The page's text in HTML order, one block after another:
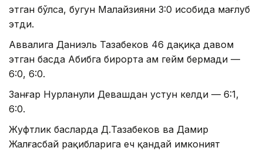
этган бўлса, бугун Малайзияни 3:0 ҳисобида мағлуб
этди.
Аввалига Даниэль Тазабеков 46 дақиқа давом
этган баҳсда Абибга бирорта ҳам гейм бермади —
6:0, 6:0.
Занғар Нурланули Девашдан устун келди — 6:1,
6:0.
Жуфтлик баҳсларда Д.Тазабеков ва Дамир
Жалғасбай рақибларига ҳеч қандай имконият